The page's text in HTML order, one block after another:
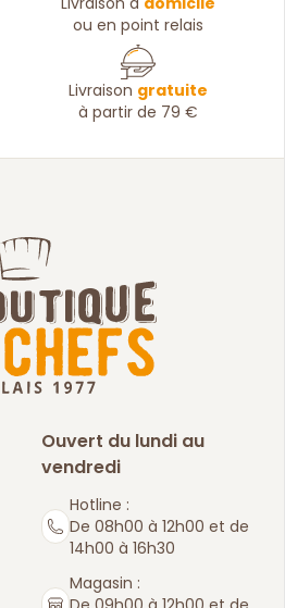
ou en point relais
Livraison gratuite
à partir de 79 €
Ouvert du lundi au
vendredi
Hotline :
De 08h00 à 12h00 et de
14h00 à 16h30
Magasin :